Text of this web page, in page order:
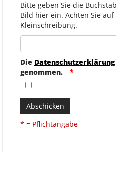
Bitte geben Sie die
Bild hier ein. Achten Sie
Kleinschreibung.
Die Datenschutzerklärung
genommen.
Abschicken
* = Pflichtangabe